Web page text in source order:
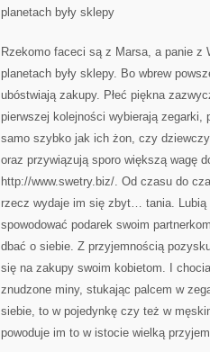
planetach były sklepy
Rzekomo faceci są z Marsa, a panie
planetach były sklepy. Bo wbrew
ubóstwiają zakupy. Płeć piękna
pierwszej kolejności wybierają
samo szybko jak ich żon, czy
oraz przywiązują sporo większą wagę
http://www.swetry.biz/. Od czasu do
rzecz wydaje im się zbyt… tania.
spowodować podarek swoim
dbać o siebie. Z przyjemnością
się na zakupy swoim kobietom. I
znudzone miny, stukając palcem w
siebie, to w pojedynkę czy też w
powoduje im to w istocie wielką